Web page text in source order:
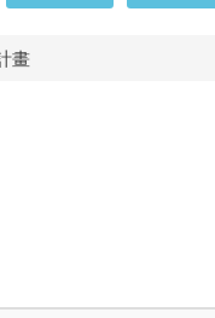
畫